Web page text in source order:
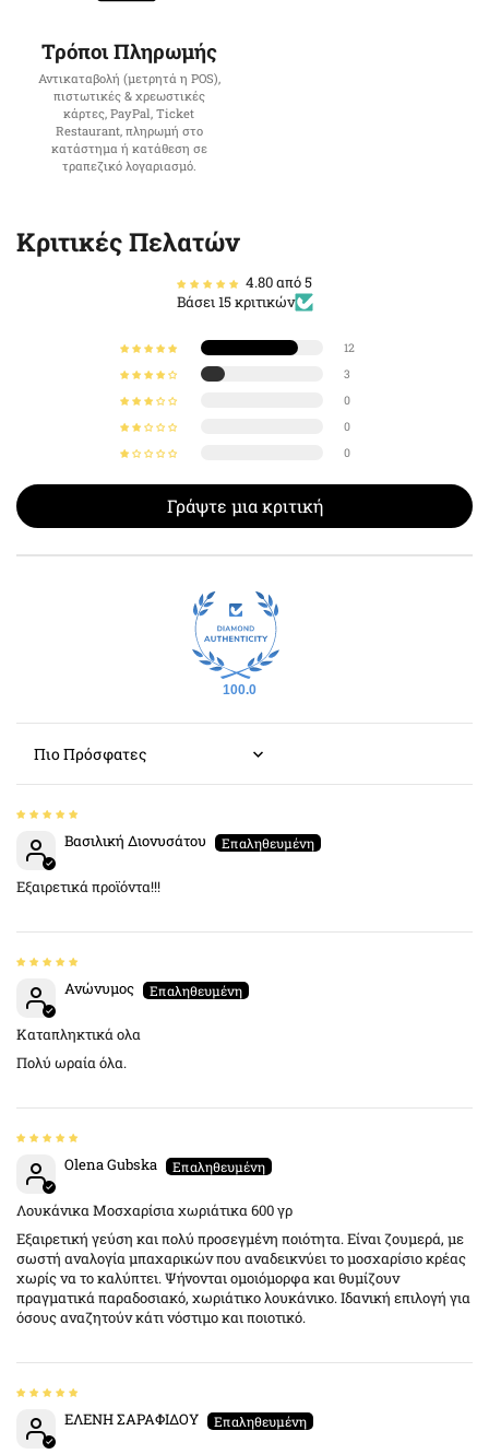
Τρόποι Πληρωμής
Αντικαταβολή (μετρητά η POS),
πιστωτικές & χρεωστικές
κάρτες, PayPal, Ticket
Restaurant, πληρωμή στο
κατάστημα ή κατάθεση σε
τραπεζικό λογαριασμό.
Κριτικές Πελατών
4.80 από 5
Βάσει 15 κριτικών
12
3
0
0
0
Γράψτε μια κριτική
100.0
Sort by
Βασιλική Διονυσάτου
Εξαιρετικά προϊόντα!!!
Ανώνυμος
Καταπληκτικά ολα
Πολύ ωραία όλα.
Olena Gubska
Λουκάνικα Μοσχαρίσια χωριάτικα 600 γρ
Εξαιρετική γεύση και πολύ προσεγμένη ποιότητα. Είναι ζουμερά, με
σωστή αναλογία μπαχαρικών που αναδεικνύει το μοσχαρίσιο κρέας
χωρίς να το καλύπτει. Ψήνονται ομοιόμορφα και θυμίζουν
πραγματικά παραδοσιακό, χωριάτικο λουκάνικο. Ιδανική επιλογή για
όσους αναζητούν κάτι νόστιμο και ποιοτικό.
ΕΛΕΝΗ ΣΑΡΑΦΙΔΟΥ